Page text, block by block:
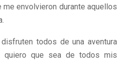
envolvieron durante aquellos
todos de una aventura
quiero que sea de todos mis